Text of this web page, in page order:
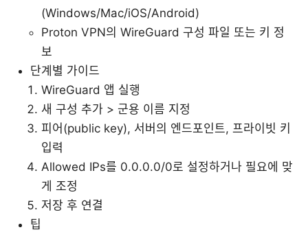
(Windows/Mac/iOS/Android)
Proton VPN의 WireGuard 구성 파일 또는 키 정
보
단계별 가이드
WireGuard 앱 실행
새 구성 추가 > 군용 이름 지정
피어(public key), 서버의 엔드포인트, 프라이빗 키
입력
Allowed IPs를 0.0.0.0/0로 설정하거나 필요에 맞
게 조정
저장 후 연결
팁